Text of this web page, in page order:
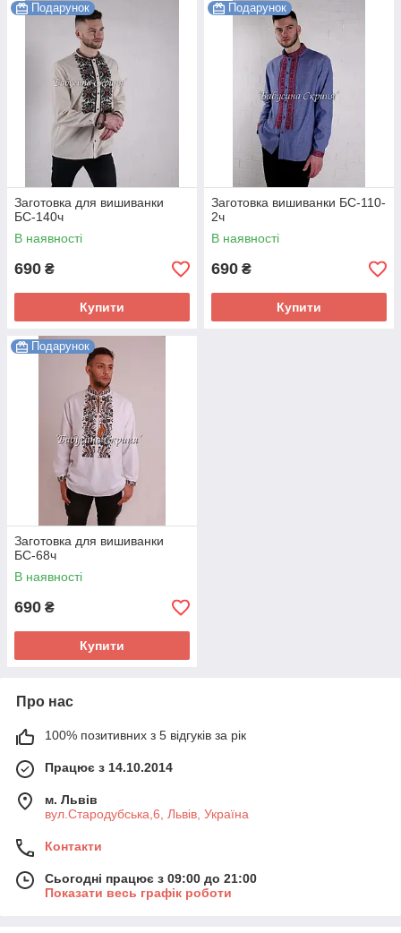
Подарунок
Заготовка для вишиванки
БС-140ч
В наявності
690 ₴
Купити
Подарунок
Заготовка вишиванки БС-110-
2ч
В наявності
690 ₴
Купити
Подарунок
Заготовка для вишиванки
БС-68ч
В наявності
690 ₴
Купити
Про нас
100% позитивних з 5 відгуків за рік
Працює з 14.10.2014
м. Львів
вул.Стародубська,6, Львів, Україна
Контакти
Сьогодні працює з 09:00 до 21:00
Показати весь графік роботи